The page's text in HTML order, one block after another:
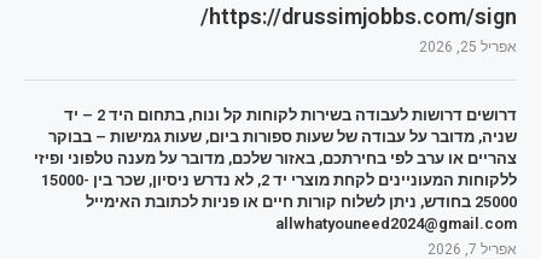
https://drussimjobbs.com/sign/
אפריל 25, 2026
דרושים דרושות לעבודה בשירות לקוחות קל ונוח, בתחום היד 2 – יד
שניה, מדובר על עבודה של שעות ספורות ביום, שעות גמישות – בבוקר
צהריים או ערב לפי בחירתכם, באזור שלכם, מדובר על מענה טלפוני ופיזי
ללקוחות המעוניינים לקחת מוצרי יד 2, לא נדרש ניסיון, שכר בין 15000-
25000 בחודש, ניתן לשלוח קורות חיים או פניות לכתובת האימייל
allwhatyouneed2024@gmail.com
אפריל 7, 2026